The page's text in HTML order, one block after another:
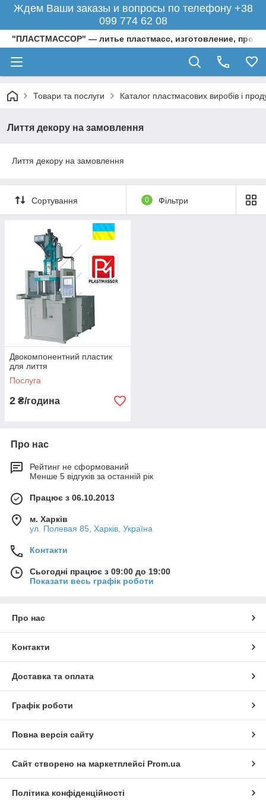
Ждем Ваши заказы и вопросы по телефону +38
099 774 62 08
"ПЛАСТМАССОР" — литье пластмасс, изготовление,
Товари та послуги Каталог пластмасових виробів і
Лиття декору на замовлення
Лиття декору на замовлення
Сортування 0 Фільтри
Двокомпонентний пластик
для лиття
Послуга
2 ₴/година
Про нас
Рейтинг не сформований
Менше 5 відгуків за останній рік
Працює з 06.10.2013
м. Харків
ул. Полевая 85, Харків, Україна
Контакти
Сьогодні працює з 09:00 до 19:00
Показати весь графік роботи
Про нас
Контакти
Доставка та оплата
Графік роботи
Повна версія сайту
Сайт створено на маркетплейсі Prom.ua
Політика конфіденційності